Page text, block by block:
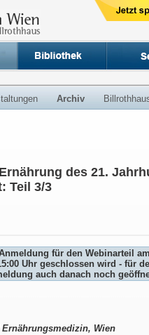
Archiv
des 21.
Teil 3/3
für den Webinarteil
Uhr geschlossen wird - für
auch danach noch
Wien